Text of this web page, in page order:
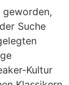
geworden,
Suche
Kultur